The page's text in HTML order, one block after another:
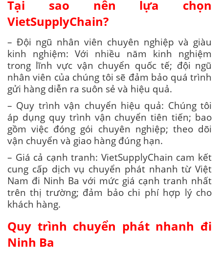
Tại sao nên lựa chọn
VietSupplyChain?
– Đội ngũ nhân viên chuyên nghiệp và giàu
kinh nghiệm: Với nhiều năm kinh nghiệm
trong lĩnh vực vận chuyển quốc tế; đội ngũ
nhân viên của chúng tôi sẽ đảm bảo quá trình
gửi hàng diễn ra suôn sẻ và hiệu quả.
– Quy trình vận chuyển hiệu quả: Chúng tôi
áp dụng quy trình vận chuyển tiên tiến; bao
gồm việc đóng gói chuyên nghiệp; theo dõi
vận chuyển và giao hàng đúng hạn.
– Giá cả cạnh tranh: VietSupplyChain cam kết
cung cấp dịch vụ chuyển phát nhanh từ Việt
Nam đi Ninh Ba với mức giá cạnh tranh nhất
trên thị trường; đảm bảo chi phí hợp lý cho
khách hàng.
Quy trình chuyển phát nhanh đi
Ninh Ba